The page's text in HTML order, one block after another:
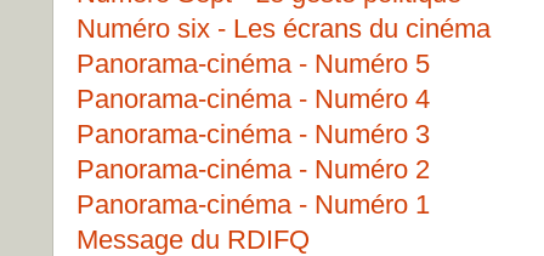
Numéro six - Les écrans du cinéma
Panorama-cinéma - Numéro 5
Panorama-cinéma - Numéro 4
Panorama-cinéma - Numéro 3
Panorama-cinéma - Numéro 2
Panorama-cinéma - Numéro 1
Message du RDIFQ